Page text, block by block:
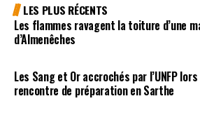
LES PLUS RÉCENTS
Les flammes ravagent la toiture d’une
d’Almenêches
Les Sang et Or accrochés par l’UNFP
rencontre de préparation en Sarthe